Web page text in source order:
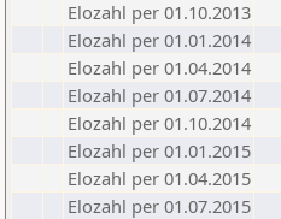
Elozahl per 01.10.2013
Elozahl per 01.01.2014
Elozahl per 01.04.2014
Elozahl per 01.07.2014
Elozahl per 01.10.2014
Elozahl per 01.01.2015
Elozahl per 01.04.2015
Elozahl per 01.07.2015